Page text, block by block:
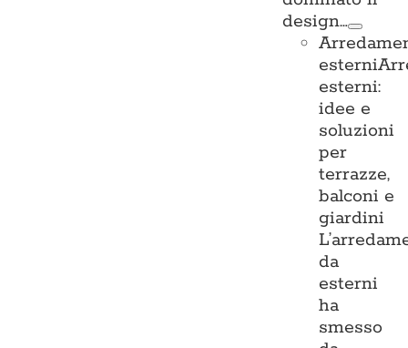
design…
esterni
esterni:
idee e
soluzioni
per
terrazze,
balconi e
giardini
da
esterni
ha
smesso